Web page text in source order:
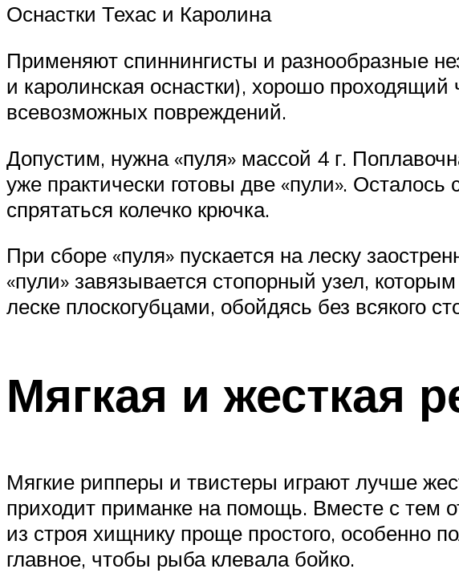
Оснастки Техас и Каролина
Применяют спиннингисты и разнообразные
и каролинская оснастки), хорошо
всевозможных повреждений.
Допустим, нужна «пуля» массой 4 г.
уже практически готовы две «пули».
спрятаться колечко крючка.
При сборе «пуля» пускается на леску
«пули» завязывается стопорный узел,
леске плоскогубцами, обойдясь без всякого
Мягкая и жесткая
Мягкие рипперы и твистеры играют лучше
приходит приманке на помощь. Вместе с тем
из строя хищнику проще простого, особенно
главное, чтобы рыба клевала бойко.